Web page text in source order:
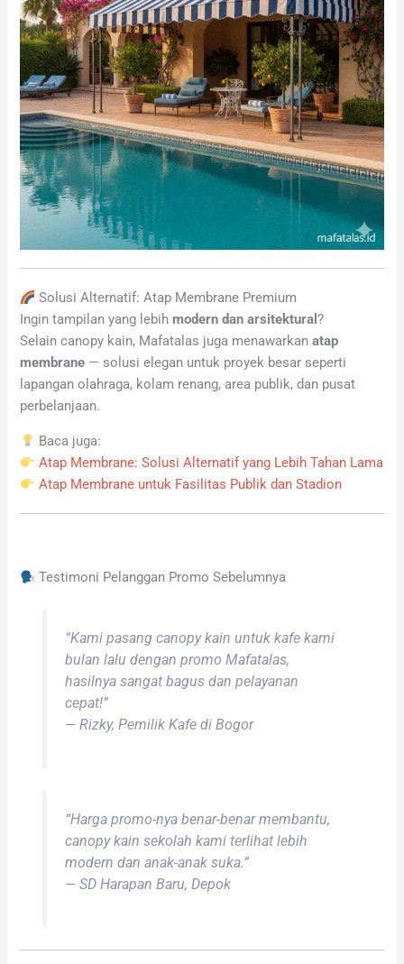
Solusi Alternatif: Atap Membrane Premium
Ingin tampilan yang lebihmodern dan arsitektural?
Selain canopy kain, Mafatalas juga menawarkanatap
membrane — solusi elegan untuk proyek besar seperti
lapangan olahraga, kolam renang, area publik, dan pusat
perbelanjaan.
Baca juga:
Atap Membrane: Solusi Alternatif yang Lebih Tahan Lama
Atap Membrane untuk Fasilitas Publik dan Stadion
Testimoni Pelanggan Promo Sebelumnya
“Kami pasang canopy kain untuk kafe kami
bulan lalu dengan promo Mafatalas,
hasilnya sangat bagus dan pelayanan
cepat!”
— Rizky, Pemilik Kafe di Bogor
“Harga promo-nya benar-benar membantu,
canopy kain sekolah kami terlihat lebih
modern dan anak-anak suka.”
— SD Harapan Baru, Depok